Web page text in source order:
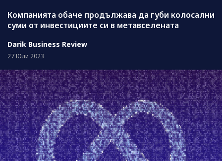
Компанията обаче продължава да губи колосални
суми от инвестициите си в метавселената
Darik Business Review
27 Юли 2023